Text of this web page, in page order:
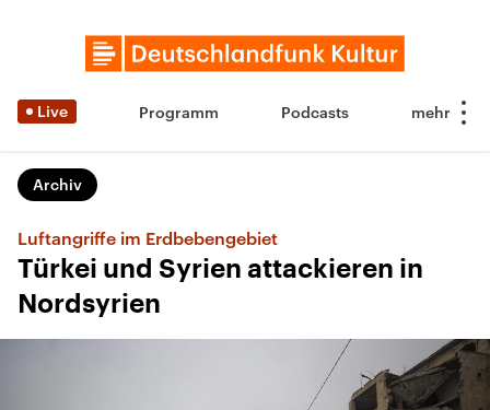
Live Programm Podcasts
Archiv
Luftangriffe im Erdbebengebiet
Türkei und Syrien attackieren in
Nordsyrien